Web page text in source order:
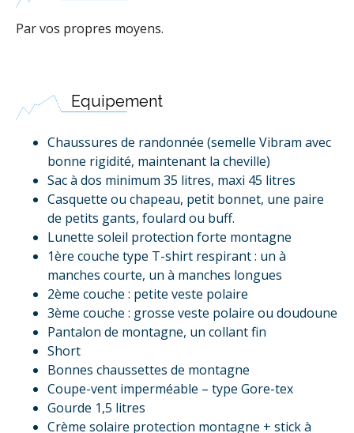
Par vos propres moyens.
Equipement
Chaussures de randonnée (semelle Vibram avec
bonne rigidité, maintenant la cheville)
Sac à dos minimum 35 litres, maxi 45 litres
Casquette ou chapeau, petit bonnet, une paire
de petits gants, foulard ou buff.
Lunette soleil protection forte montagne
1ère couche type T-shirt respirant : un à
manches courte, un à manches longues
2ème couche : petite veste polaire
3ème couche : grosse veste polaire ou doudoune
Pantalon de montagne, un collant fin
Short
Bonnes chaussettes de montagne
Coupe-vent imperméable – type Gore-tex
Gourde 1,5 litres
Crème solaire protection montagne + stick à